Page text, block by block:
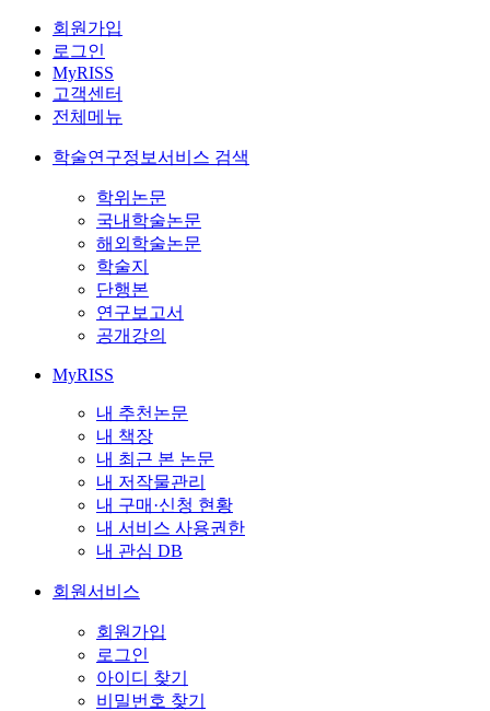
회원가입
로그인
MyRISS
고객센터
전체메뉴
학술연구정보서비스 검색
학위논문
국내학술논문
해외학술논문
학술지
단행본
연구보고서
공개강의
MyRISS
내 추천논문
내 책장
내 최근 본 논문
내 저작물관리
내 구매·신청 현황
내 서비스 사용권한
내 관심 DB
회원서비스
회원가입
로그인
아이디 찾기
비밀번호 찾기